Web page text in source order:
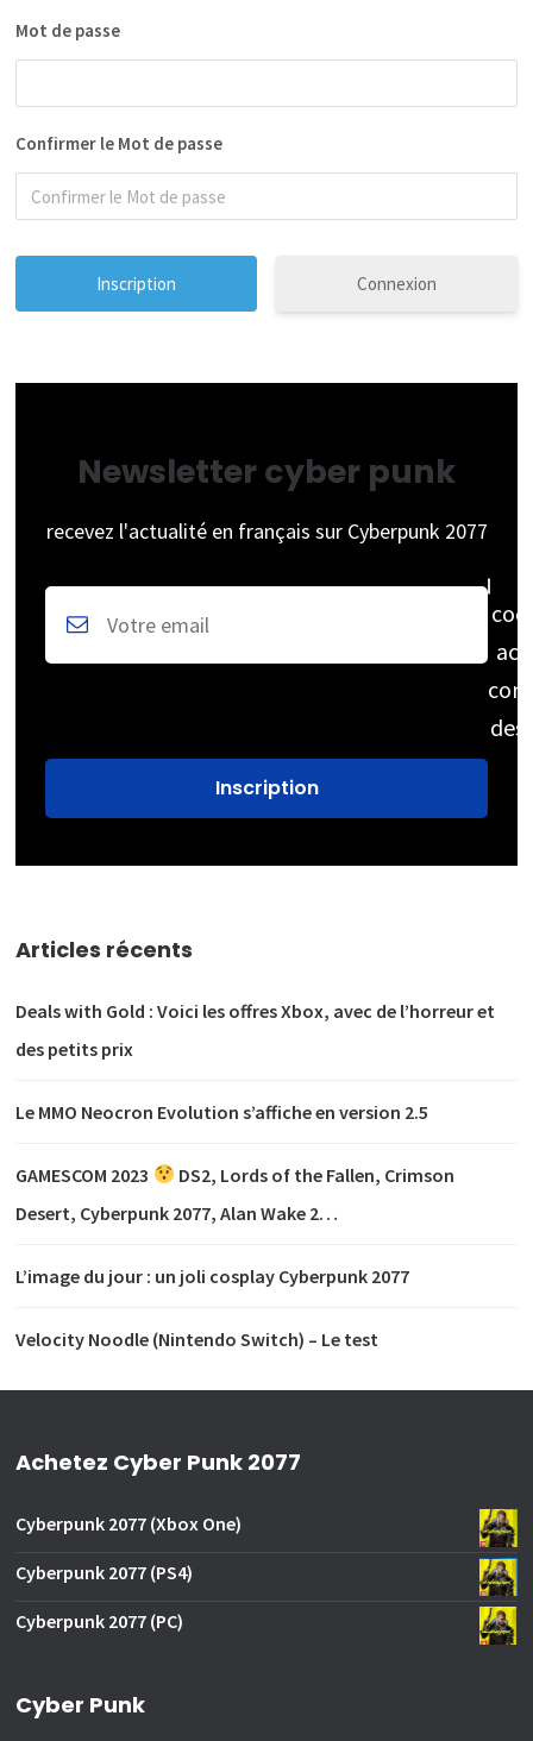
Mot de passe
Confirmer le Mot de passe
Connexion
Newsletter cyber punk
recevez l'actualité en français sur Cyberpunk 2077
des
Articles récents
Deals with Gold : Voici les offres Xbox, avec de l’horreur et
des petits prix
Le MMO Neocron Evolution s’affiche en version 2.5
GAMESCOM 2023
DS2, Lords of the Fallen, Crimson
Desert, Cyberpunk 2077, Alan Wake 2…
L’image du jour : un joli cosplay Cyberpunk 2077
Velocity Noodle (Nintendo Switch) – Le test
Achetez Cyber Punk 2077
Cyberpunk 2077 (Xbox One)
Cyberpunk 2077 (PS4)
Cyberpunk 2077 (PC)
Cyber Punk